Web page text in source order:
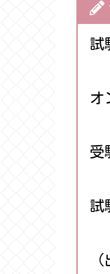
試
オ
受
試